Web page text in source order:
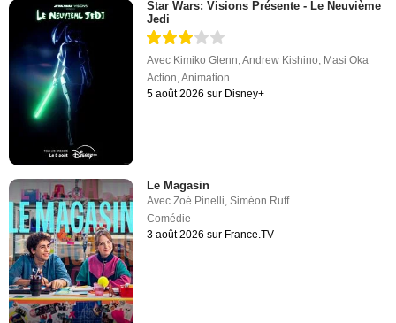
Star Wars: Visions Présente - Le Neuvième
Jedi
Avec Kimiko Glenn,Andrew Kishino, Masi Oka
Action,Animation
5 août 2026 sur Disney+
Le Magasin
AvecZoé Pinelli,Siméon Ruff
Comédie
3 août 2026 sur France.TV